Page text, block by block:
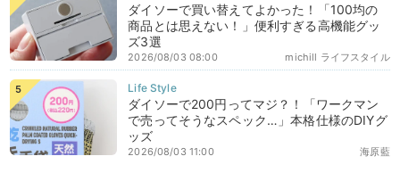
ダイソーで買い替えてよかった！「100均の
商品とは思えない！」便利すぎる高機能グッ
ズ3選
michill ライフスタイル
2026/08/03 08:00
ダイソーで200円ってマジ？！「ワークマン
で売ってそうなスペック…」本格仕様のDIYグ
ッズ
海原藍
2026/08/03 11:00